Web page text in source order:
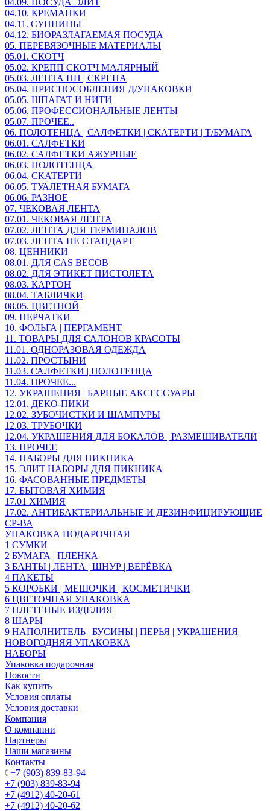
04.09. ПОСУДА ЭЛИТ
04.10. КРЕМАНКИ
04.11. СУПНИЦЫ
04.12. БИОРАЗЛАГАЕМАЯ ПОСУДА
05. ПЕРЕВЯЗОЧНЫЕ МАТЕРИАЛЫ
05.01. СКОТЧ
05.02. КРЕПП СКОТЧ МАЛЯРНЫЙ
05.03. ЛЕНТА ПП | СКРЕПА
05.04. ПРИСПОСОБЛЕНИЯ Д/УПАКОВКИ
05.05. ШПАГАТ И НИТИ
05.06. ПРОФЕССИОНАЛЬНЫЕ ЛЕНТЫ
05.07. ПРОЧЕЕ..
06. ПОЛОТЕНЦА | САЛФЕТКИ | СКАТЕРТИ | Т/БУМАГА
06.01. САЛФЕТКИ
06.02. САЛФЕТКИ АЖУРНЫЕ
06.03. ПОЛОТЕНЦА
06.04. СКАТЕРТИ
06.05. ТУАЛЕТНАЯ БУМАГА
06.06. РАЗНОЕ
07. ЧЕКОВАЯ ЛЕНТА
07.01. ЧЕКОВАЯ ЛЕНТА
07.02. ЛЕНТА ДЛЯ ТЕРМИНАЛОВ
07.03. ЛЕНТА НЕ СТАНДАРТ
08. ЦЕННИКИ
08.01. ДЛЯ CAS ВЕСОВ
08.02. ДЛЯ ЭТИКЕТ ПИСТОЛЕТА
08.03. КАРТОН
08.04. ТАБЛИЧКИ
08.05. ЦВЕТНОЙ
09. ПЕРЧАТКИ
10. ФОЛЬГА | ПЕРГАМЕНТ
11. ТОВАРЫ ДЛЯ САЛОНОВ КРАСОТЫ
11.01. ОДНОРАЗОВАЯ ОДЕЖДА
11.02. ПРОСТЫНИ
11.03. САЛФЕТКИ | ПОЛОТЕНЦА
11.04. ПРОЧЕЕ...
12. УКРАШЕНИЯ | БАРНЫЕ АКСЕССУАРЫ
12.01. ДЕКО-ПИКИ
12.02. ЗУБОЧИСТКИ И ШАМПУРЫ
12.03. ТРУБОЧКИ
12.04. УКРАШЕНИЯ ДЛЯ БОКАЛОВ | РАЗМЕШИВАТЕЛИ
13. ПРОЧЕЕ
14. НАБОРЫ ДЛЯ ПИКНИКА
15. ЭЛИТ НАБОРЫ ДЛЯ ПИКНИКА
16. ФАСОВАННЫЕ ПРЕДМЕТЫ
17. БЫТОВАЯ ХИМИЯ
17.01 ХИМИЯ
17.02. АНТИБАКТЕРИАЛЬНЫЕ И ДЕЗИНФИЦИРУЮЩИЕ
СР-ВА
УПАКОВКА ПОДАРОЧНАЯ
1 СУМКИ
2 БУМАГА | ПЛЕНКА
3 БАНТЫ | ЛЕНТА | ШНУР | ВЕРЁВКА
4 ПАКЕТЫ
5 КОРОБКИ | МЕШОЧКИ | КОСМЕТИЧКИ
6 ЦВЕТОЧНАЯ УПАКОВКА
7 ПЛЕТЕНЫЕ ИЗДЕЛИЯ
8 ШАРЫ
9 НАПОЛНИТЕЛЬ | БУСИНЫ | ПЕРЬЯ | УКРАШЕНИЯ
НОВОГОДНЯЯ УПАКОВКА
НАБОРЫ
Упаковка подарочная
Новости
Как купить
Условия оплаты
Условия доставки
Компания
О компании
Партнеры
Наши магазины
Контакты
+7 (903) 839-83-94
+7 (903) 839-83-94
+7 (4912) 40-20-61
+7 (4912) 40-20-62